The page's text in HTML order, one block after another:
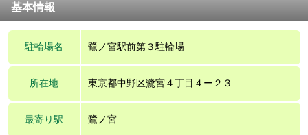
基本情報
駐輪場名 鷺ノ宮駅前第３駐輪場
所在地 東京都中野区鷺宮４丁目４ー２３
最寄り駅 鷺ノ宮